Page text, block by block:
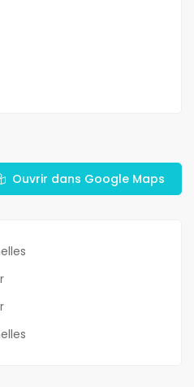
Ouvrir dans Google Maps